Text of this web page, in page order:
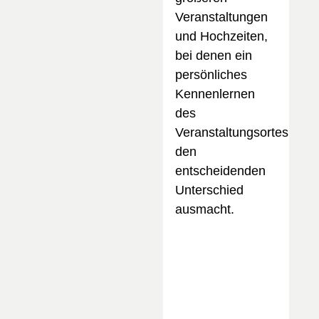
Veranstaltungen
und Hochzeiten,
bei denen ein
persönliches
Kennenlernen
des
Veranstaltungsortes
den
entscheidenden
Unterschied
ausmacht.